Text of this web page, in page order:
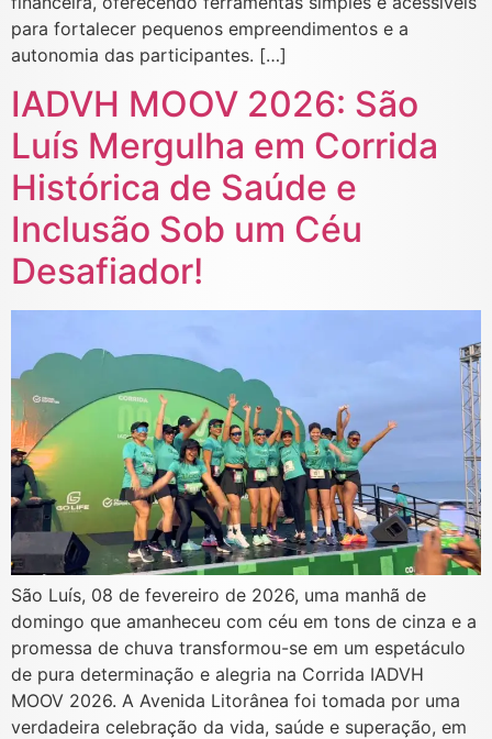
para fortalecer pequenos empreendimentos e a
autonomia das participantes. […]
IADVH MOOV 2026: São
Luís Mergulha em Corrida
Histórica de Saúde e
Inclusão Sob um Céu
Desafiador!
São Luís, 08 de fevereiro de 2026, uma manhã de
domingo que amanheceu com céu em tons de cinza e a
promessa de chuva transformou-se em um espetáculo
de pura determinação e alegria na Corrida IADVH
MOOV 2026. A Avenida Litorânea foi tomada por uma
verdadeira celebração da vida, saúde e superação, em